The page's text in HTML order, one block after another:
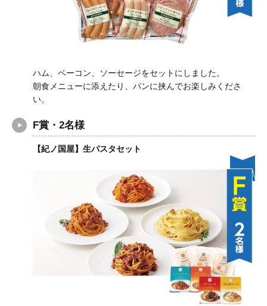
ハム、ベーコン、ソーセージをセットにしました。
朝食メニューに添えたり、パンに挟んでお楽しみくださ
い。
F賞・2名様
【紀ノ国屋】生パスタセット